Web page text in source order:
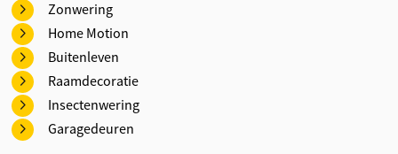
Zonwering
Home Motion
Buitenleven
Raamdecoratie
Insectenwering
Garagedeuren